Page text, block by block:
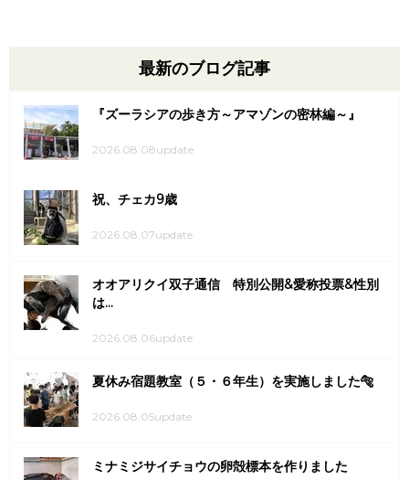
最新のブログ記事
『ズーラシアの歩き方～アマゾンの密林編～』
2026.08.08update
祝、チェカ9歳
2026.08.07update
オオアリクイ双子通信 特別公開&愛称投票&性別
は...
2026.08.06update
夏休み宿題教室（５・６年生）を実施しました🐅
2026.08.05update
ミナミジサイチョウの卵殻標本を作りました